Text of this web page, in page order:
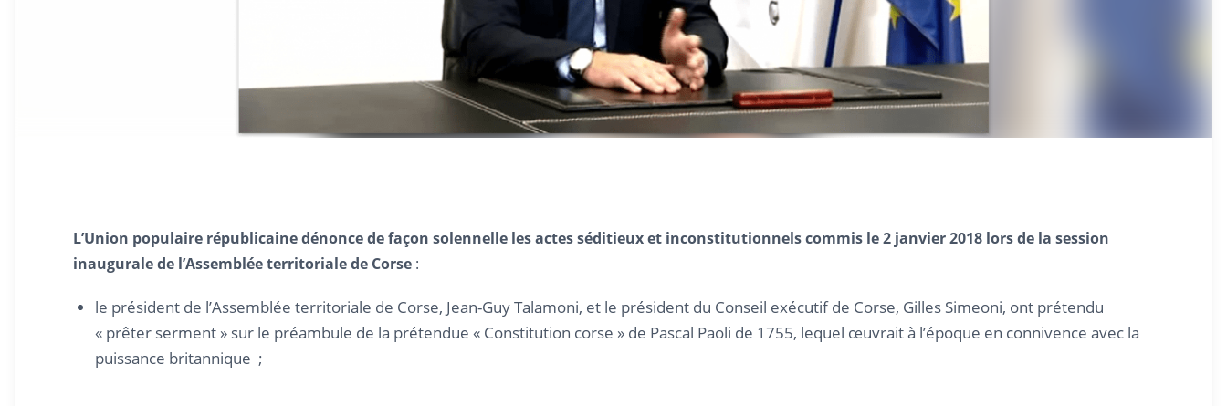
L’Union populaire républicaine dénonce de façon solennelle les actes séditieux et inconstitutionnels commis le 2 janvier 2018 lors de la session
inaugurale de l’Assemblée territoriale de Corse :
le président de l’Assemblée territoriale de Corse, Jean-Guy Talamoni, et le président du Conseil exécutif de Corse, Gilles Simeoni, ont prétendu
« prêter serment » sur le préambule de la prétendue « Constitution corse » de Pascal Paoli de 1755, lequel œuvrait à l’époque en connivence avec la
puissance britannique ;